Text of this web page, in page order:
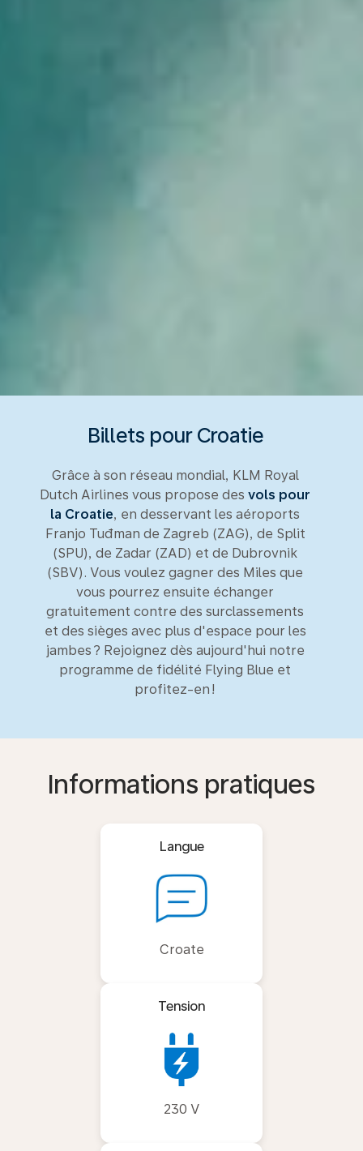
Billets pour Croatie
Grâce à son réseau mondial, KLM Royal
Dutch Airlines vous propose des vols pour
la Croatie, en desservant les aéroports
Franjo Tuđman de Zagreb (ZAG), de Split
(SPU), de Zadar (ZAD) et de Dubrovnik
(SBV). Vous voulez gagner des Miles que
vous pourrez ensuite échanger
gratuitement contre des surclassements
et des sièges avec plus d'espace pour les
jambes ? Rejoignez dès aujourd'hui notre
programme de fidélité Flying Blue et
profitez-en !
Informations pratiques
Langue
Croate
Tension
230 V